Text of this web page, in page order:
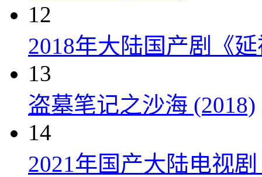
12
2018年大陆国产剧《
13
盗墓笔记之沙海 (2018)
14
2021年国产大陆电视